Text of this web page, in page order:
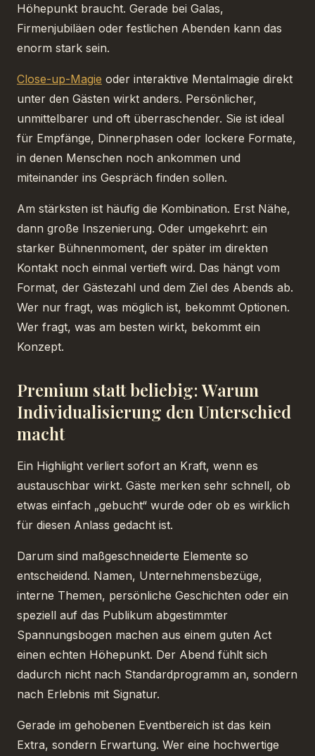
Höhepunkt braucht. Gerade bei Galas,
Firmenjubiläen oder festlichen Abenden kann das
enorm stark sein.
Close-up-Magie oder interaktive Mentalmagie direkt
unter den Gästen wirkt anders. Persönlicher,
unmittelbarer und oft überraschender. Sie ist ideal
für Empfänge, Dinnerphasen oder lockere Formate,
in denen Menschen noch ankommen und
miteinander ins Gespräch finden sollen.
Am stärksten ist häufig die Kombination. Erst Nähe,
dann große Inszenierung. Oder umgekehrt: ein
starker Bühnenmoment, der später im direkten
Kontakt noch einmal vertieft wird. Das hängt vom
Format, der Gästezahl und dem Ziel des Abends ab.
Wer nur fragt, was möglich ist, bekommt Optionen.
Wer fragt, was am besten wirkt, bekommt ein
Konzept.
Premium statt beliebig: Warum
Individualisierung den Unterschied
macht
Ein Highlight verliert sofort an Kraft, wenn es
austauschbar wirkt. Gäste merken sehr schnell, ob
etwas einfach „gebucht“ wurde oder ob es wirklich
für diesen Anlass gedacht ist.
Darum sind maßgeschneiderte Elemente so
entscheidend. Namen, Unternehmensbezüge,
interne Themen, persönliche Geschichten oder ein
speziell auf das Publikum abgestimmter
Spannungsbogen machen aus einem guten Act
einen echten Höhepunkt. Der Abend fühlt sich
dadurch nicht nach Standardprogramm an, sondern
nach Erlebnis mit Signatur.
Gerade im gehobenen Eventbereich ist das kein
Extra, sondern Erwartung. Wer eine hochwertige